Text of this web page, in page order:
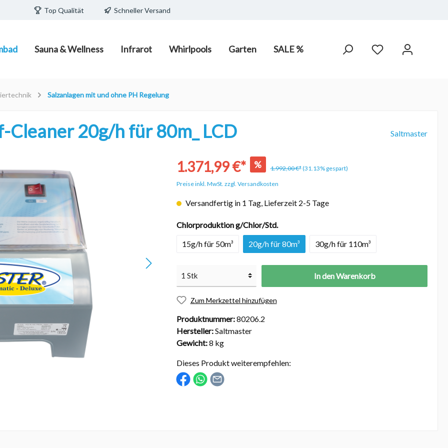
Top Qualität Schneller Versand
Sauna & Wellness Infrarot Whirlpools Garten SALE %
Pools
Becken
Schwimmbadpflege
Poolreiniger und Zubehör
Kugelhähne
Solarabdeckungen
Rollabdeckungen
Schachtabdeckungen
Überdachungen
Infrarot-Strahler und Infrarot-
Wasserpflege
Fass zum Schlafen Pavillions/ Pods
Salzanlagen mit und ohne PH Regelung
Cleaner 20g/h für 80m_ LCD Saltmaster
1.371,99 €* % 1.992,00 €*(31.13% gespart)
Preise inkl. MwSt. zzgl. Versandkosten
Versandfertig in 1 Tag, Lieferzeit 2-5 Tage
Chlorproduktion g/Chlor/Std.
15g/h für 50m³
20g/h für 80m³ 30g/h für 110m³
In den Warenkorb
Zum Merkzettel hinzufügen
Produktnummer:80206.2
Hersteller:Saltmaster
Gewicht:8 kg
Dieses Produkt weiterempfehlen: